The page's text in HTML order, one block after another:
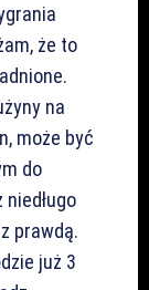
że to
na
może być
do
prawdą.
już 3